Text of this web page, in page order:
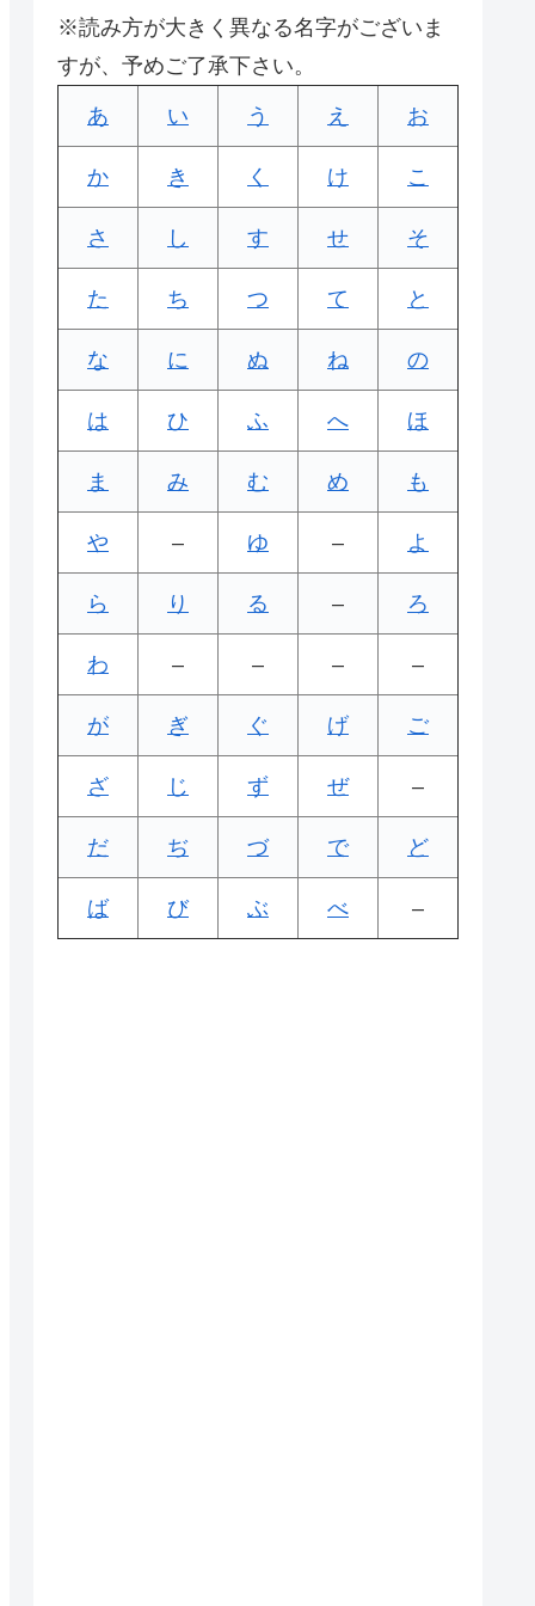
※読み方が大きく異なる名字がございま
すが、予めご了承下さい。
あ い う え お
か き く け こ
さ し す せ そ
た ち つ て と
な に ぬ ね の
は ひ ふ へ ほ
ま み む め も
や – ゆ – よ
ら り る – ろ
わ – – – –
が ぎ ぐ げ ご
ざ じ ず ぜ –
だ ぢ づ で ど
ば び ぶ べ –